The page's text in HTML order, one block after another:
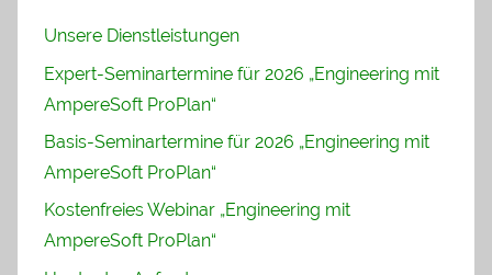
Unsere Dienstleistungen
Expert-Seminartermine für 2026 „Engineering mit
AmpereSoft ProPlan“
Basis-Seminartermine für 2026 „Engineering mit
AmpereSoft ProPlan“
Kostenfreies Webinar „Engineering mit
AmpereSoft ProPlan“